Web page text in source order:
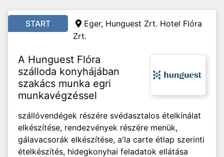
START
Eger, Hunguest Zrt. Hotel Flóra
Zrt.
A Hunguest Flóra
szálloda konyhájában
szakács munka egri
munkavégzéssel
szállóvendégek részére svédasztalos ételkínálat
elkészítése, rendezvények részére menük,
gálavacsorák elkészítése, a'la carte étlap szerinti
ételkészítés, hidegkonyhai feladatok ellátása